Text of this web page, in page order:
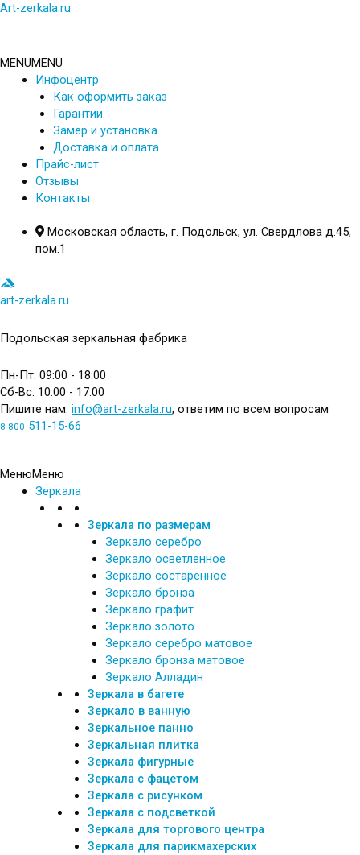
Перейти
Art-zerkala.ru
MENUMENU
Инфоцентр
Как оформить заказ
Гарантии
Замер и установка
Доставка и оплата
Прайс-лист
Отзывы
Контакты
Московская область, г. Подольск, ул. Свердлова д.45,
пом.1
art-zerkala.ru
Подольская зеркальная фабрика
Пн-Пт: 09:00 - 18:00
Сб-Вс: 10:00 - 17:00
Пишите нам: info@art-zerkala.ru, ответим по всем вопросам
8 800 511-15-66
МенюМеню
Зеркала
Зеркала по размерам
Зеркало серебро
Зеркало осветленное
Зеркало состаренное
Зеркало бронза
Зеркало графит
Зеркало золото
Зеркало серебро матовое
Зеркало бронза матовое
Зеркало Алладин
Зеркала в багете
Зеркало в ванную
Зеркальное панно
Зеркальная плитка
Зеркала фигурные
Зеркала с фацетом
Зеркала с рисунком
Зеркала с подсветкой
Зеркала для торгового центра
Зеркала для парикмахерских